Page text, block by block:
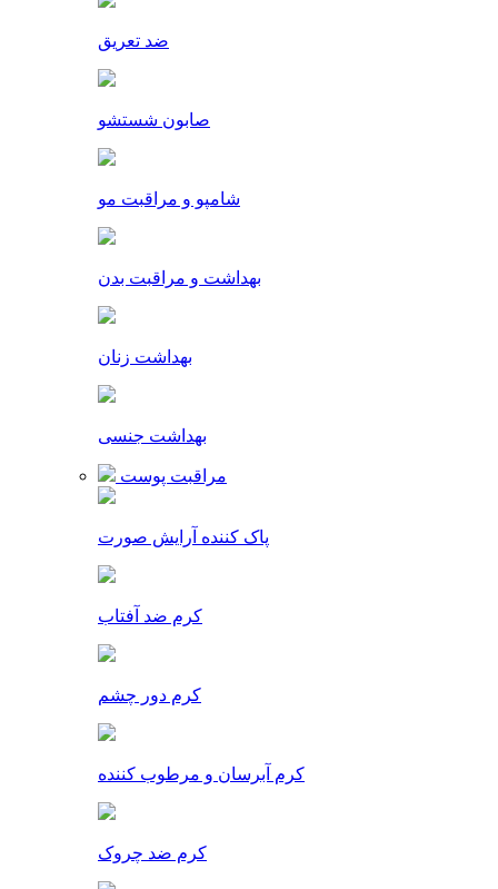
ضد تعریق
صابون شستشو
شامپو و مراقبت مو
بهداشت و مراقبت بدن
بهداشت زنان
بهداشت جنسی
مراقبت پوست
پاک کننده آرایش صورت
کرم ضد آفتاب
کرم دور چشم
کرم آبرسان و مرطوب کننده
کرم ضد چروک